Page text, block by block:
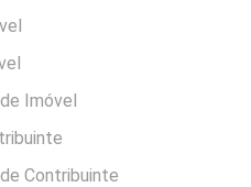
Imóvel
Contribuinte